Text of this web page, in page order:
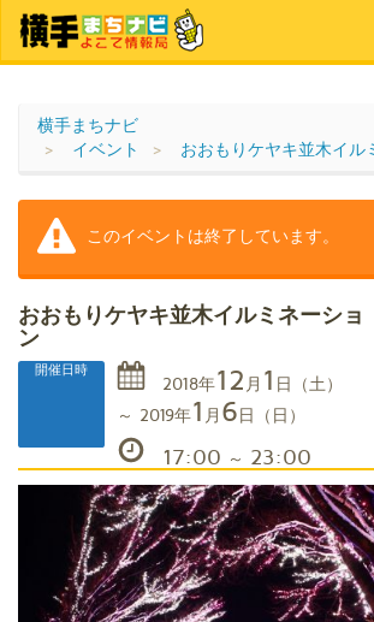
横手まちナビ
イベント
おおもりケヤキ並木イル
このイベントは終了しています。
おおもりケヤキ並木イルミネーショ
ン
開催日時
2018年12 月 1 日
（土）
～ 2019年1 月 6日 （日）
17:00 ～ 23:00